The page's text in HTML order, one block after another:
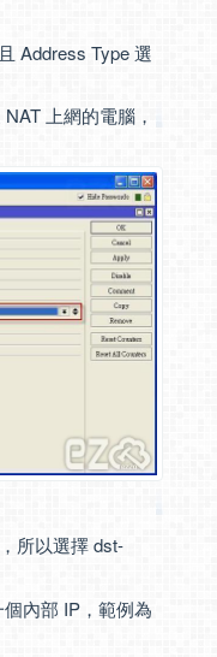
Address Type 選
上網的電腦，
所以選擇 dst-
內部 IP，範例為